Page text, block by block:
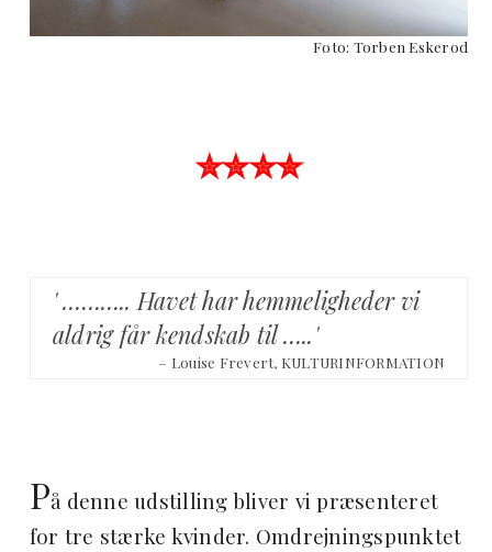
Foto: Torben Eskerod
✮✮✮✮
' ……….. Havet har hemmeligheder vi
aldrig får kendskab til …..'
– Louise Frevert, KULTURINFORMATION
På denne udstilling bliver vi præsenteret
for tre stærke kvinder. Omdrejningspunktet